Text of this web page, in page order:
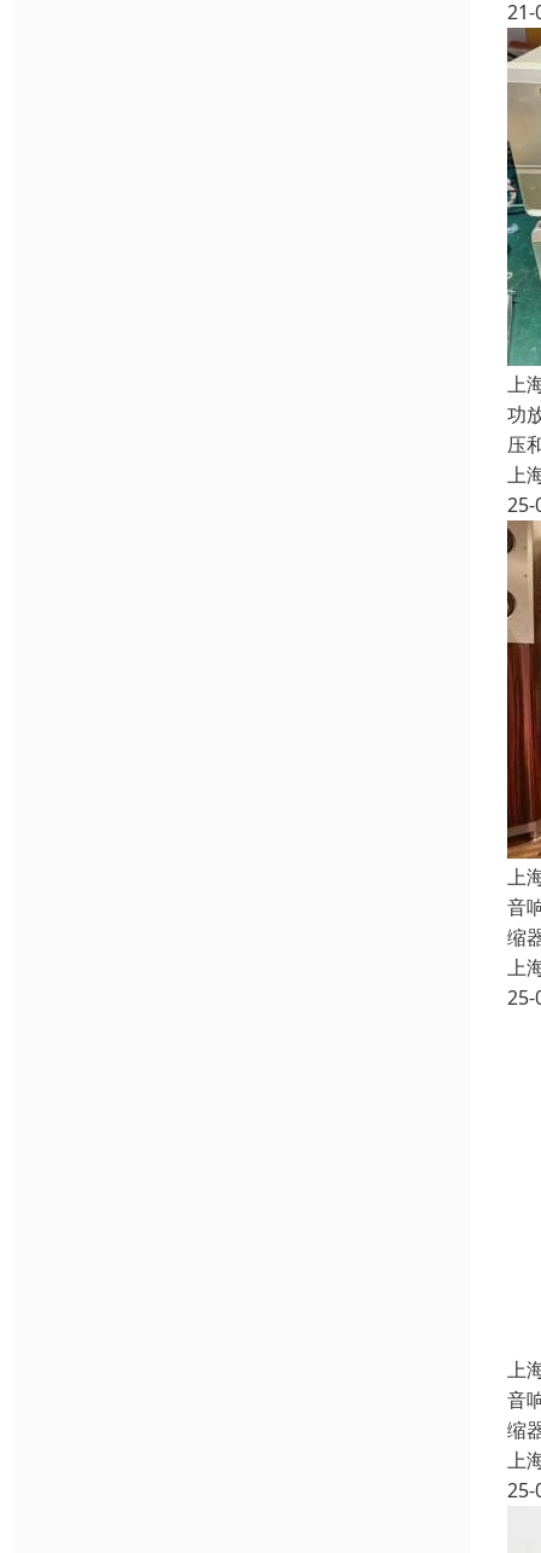
21-
上
功
压
上
25-
上
音
缩
上
25-
上
音
缩
上
25-